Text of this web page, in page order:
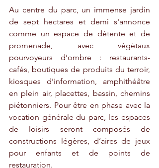
Au centre du parc, un immense jardin
de sept hectares et demi s'annonce
comme un espace de détente et de
promenade, avec végétaux
pourvoyeurs d’ombre : restaurants-
cafés, boutiques de produits du terroir,
kiosques d’information, amphithéâtre
en plein air, placettes, bassin, chemins
piétonniers. Pour être en phase avec la
vocation générale du parc, les espaces
de loisirs seront composés de
constructions légères, d’aires de jeux
pour enfants et de points de
restauration.